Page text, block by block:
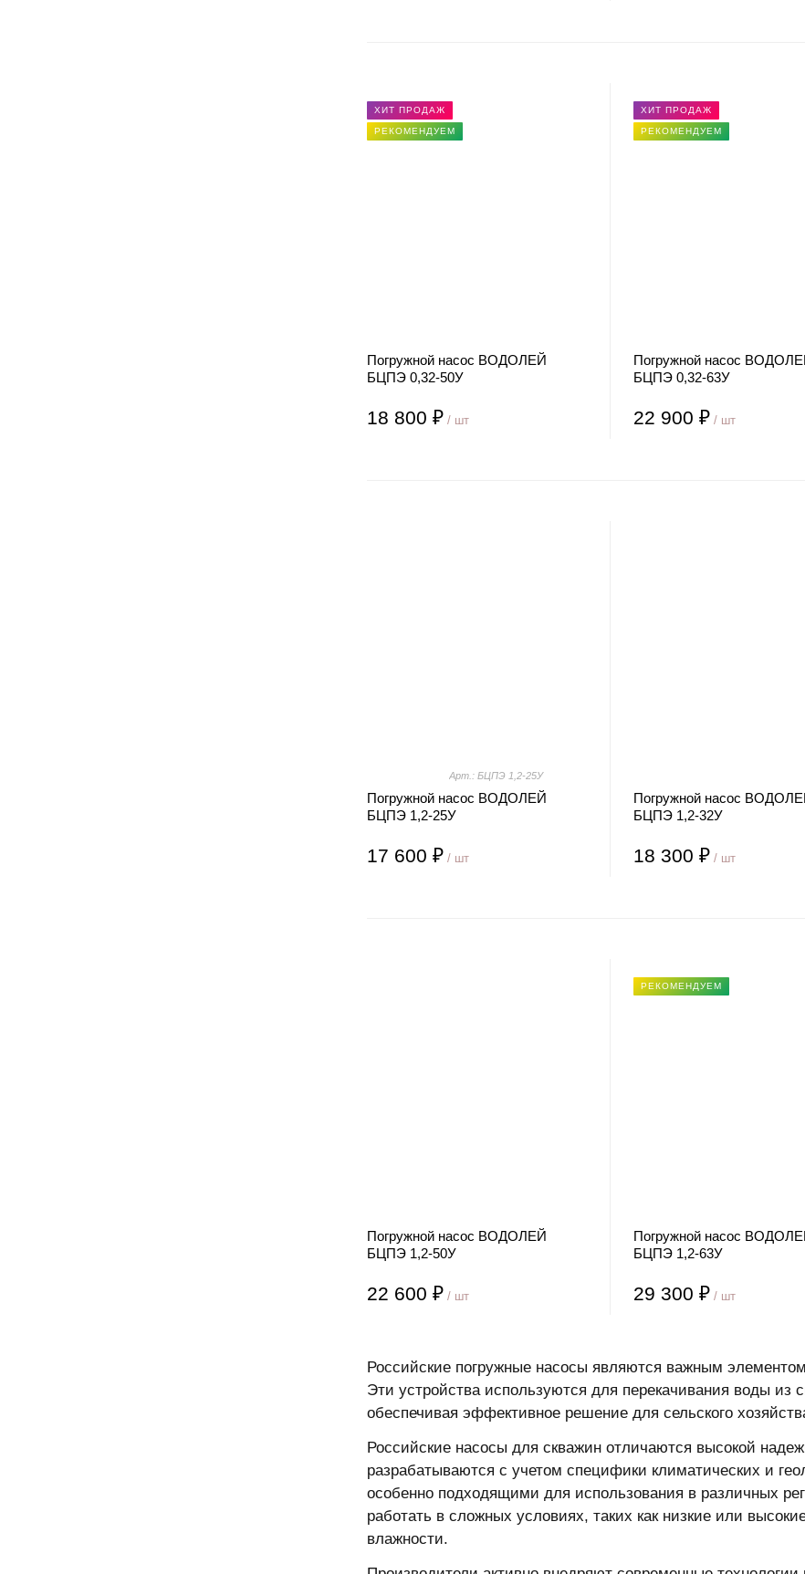
ХИТ ПРОДАЖ
РЕКОМЕНДУЕМ
Погружной насос ВОДОЛЕЙ
БЦПЭ 0,32-50У
18 800 ₽ / шт
ХИТ ПРОДАЖ
РЕКОМЕНДУЕМ
Погружной насос
БЦПЭ 0,32-63У
22 900 ₽/ шт
Арт.: БЦПЭ 1,2-25У
Погружной насос ВОДОЛЕЙ
БЦПЭ 1,2-25У
17 600 ₽ / шт
Погружной насос
БЦПЭ 1,2-32У
18 300 ₽/ шт
Погружной насос ВОДОЛЕЙ
БЦПЭ 1,2-50У
22 600 ₽ / шт
РЕКОМЕНДУЕМ
Погружной насос
БЦПЭ 1,2-63У
29 300 ₽/ шт
Российские погружные насосы являются важным
Эти устройства используются для перекачивания воды из
обеспечивая эффективное решение для сельского
Российские насосы для скважин отличаются высокой
разрабатываются с учетом специфики климатических и
особенно подходящими для использования в различных
работать в сложных условиях, таких как низкие или
влажности.